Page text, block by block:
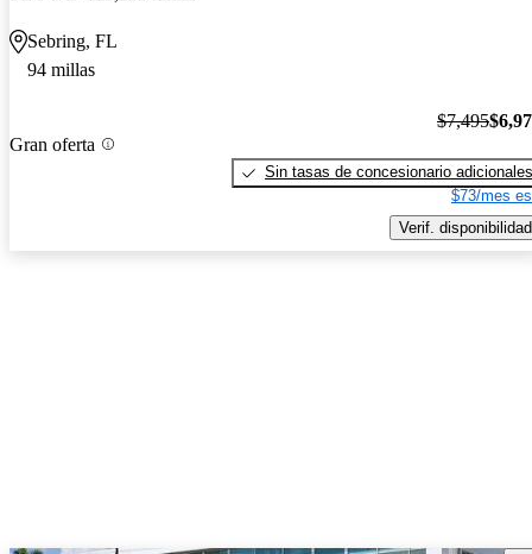
Sebring, FL
94 millas
Gran oferta
$7,495
Sin tasas de concesionario adicionales
$73/mes
Verif. disponibilidad